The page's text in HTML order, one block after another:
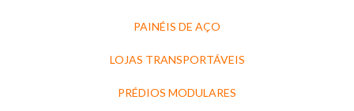
PAINÉIS DE AÇO
LOJAS TRANSPORTÁVEIS
PRÉDIOS MODULARES